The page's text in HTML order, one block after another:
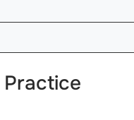
Practice